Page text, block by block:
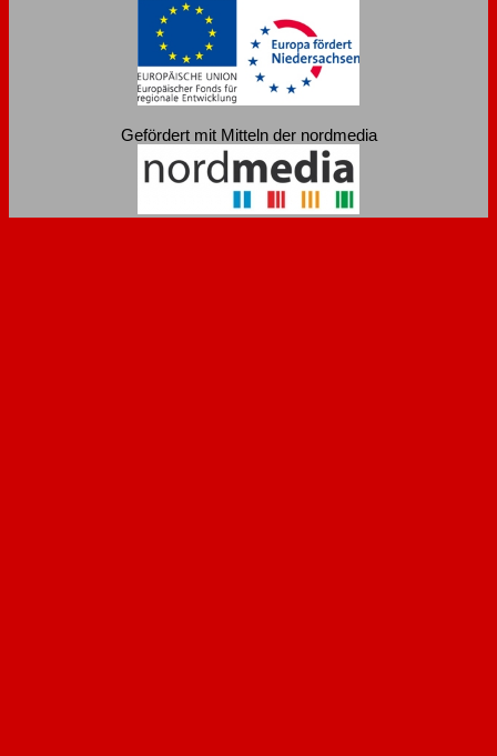
Gefördert mit Mitteln der nordmedia